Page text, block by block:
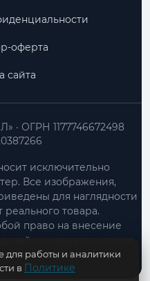
оферта
сайта
ОГРН 1177746672498
исключительно
Все изображения,
для наглядности
реального товара.
право на внесение
и характеристики
уведомления.
для работы и аналитики
в Политике